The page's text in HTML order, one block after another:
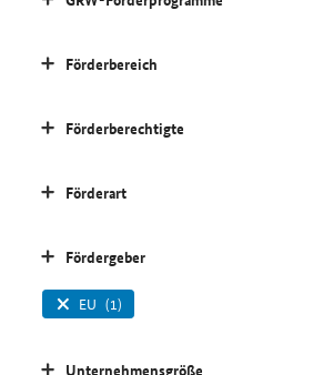
Förderbereich
Förderberechtigte
Förderart
Fördergeber
EU (1)
Unternehmensgröße